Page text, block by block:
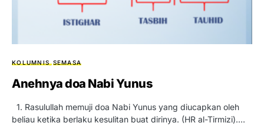
KOLUMNIS SEMASA
Anehnya doa Nabi Yunus
1. Rasulullah memuji doa Nabi Yunus yang diucapkan oleh
beliau ketika berlaku kesulitan buat dirinya. (HR al-Tirmizi).…